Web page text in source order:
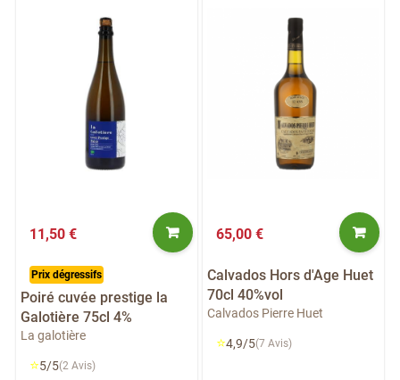
11,50 €
Prix dégressifs
Poiré cuvée prestige la
Galotière 75cl 4%
La galotière
⭐5/5(2 Avis)
65,00 €
Calvados Hors d'Age Huet
70cl 40%vol
Calvados Pierre Huet
⭐4,9/5(7 Avis)